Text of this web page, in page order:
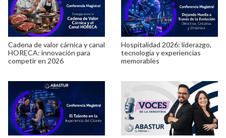
Cadena de valor cárnica y canal
HORECA: innovación para
competir en 2026
Hospitalidad 2026: liderazgo,
tecnología y experiencias
memorables